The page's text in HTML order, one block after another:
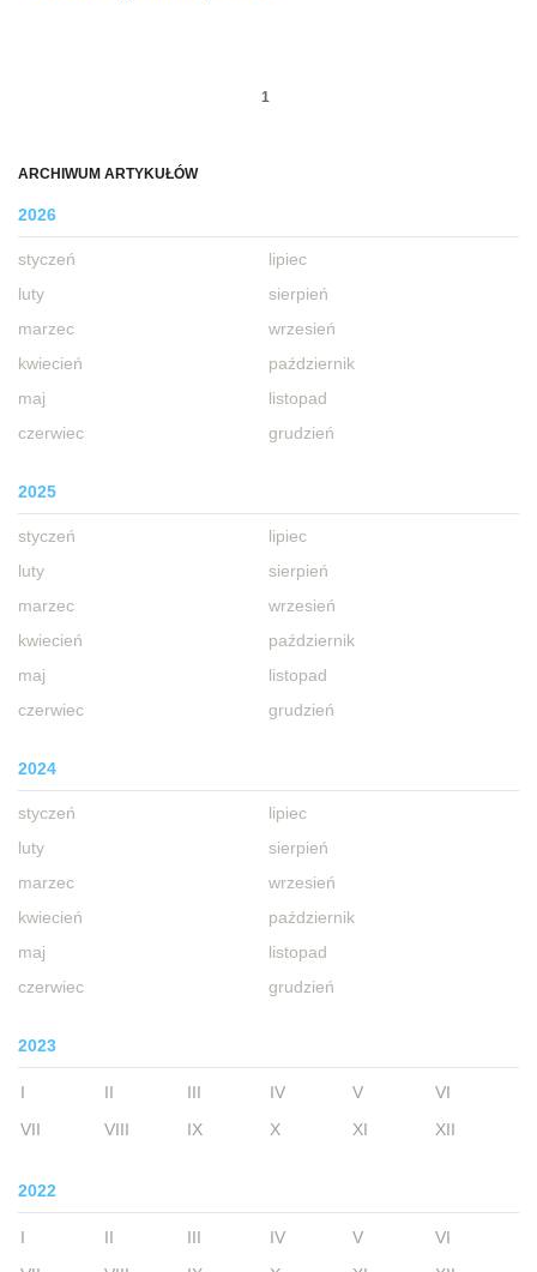
ARCHIWUM ARTYKUŁÓW
2026
styczeń
luty
marzec
kwiecień
maj
czerwiec
lipiec
sierpień
wrzesień
październik
listopad
grudzień
2025
styczeń
luty
marzec
kwiecień
maj
czerwiec
lipiec
sierpień
wrzesień
październik
listopad
grudzień
2024
styczeń
luty
marzec
kwiecień
maj
czerwiec
lipiec
sierpień
wrzesień
październik
listopad
grudzień
2023
I II III IV V
VI
VII
VIII IX X XI XII
2022
I II III IV V
VI
1